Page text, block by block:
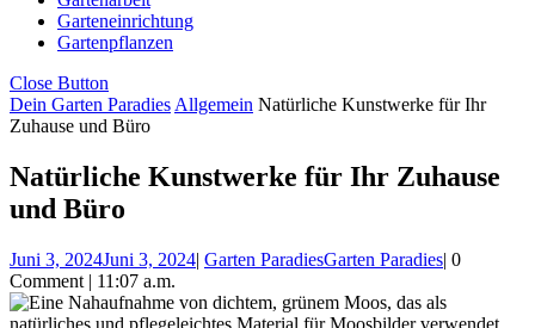
Garteneinrichtung
Gartenpflanzen
Close Button
Dein Garten Paradies Allgemein Natürliche Kunstwerke für Ihr
Zuhause und Büro
Natürliche Kunstwerke für Ihr Zuhause
und Büro
Juni 3, 2024Juni 3, 2024| Garten ParadiesGarten Paradies| 0
Comment | 11:07 a.m.